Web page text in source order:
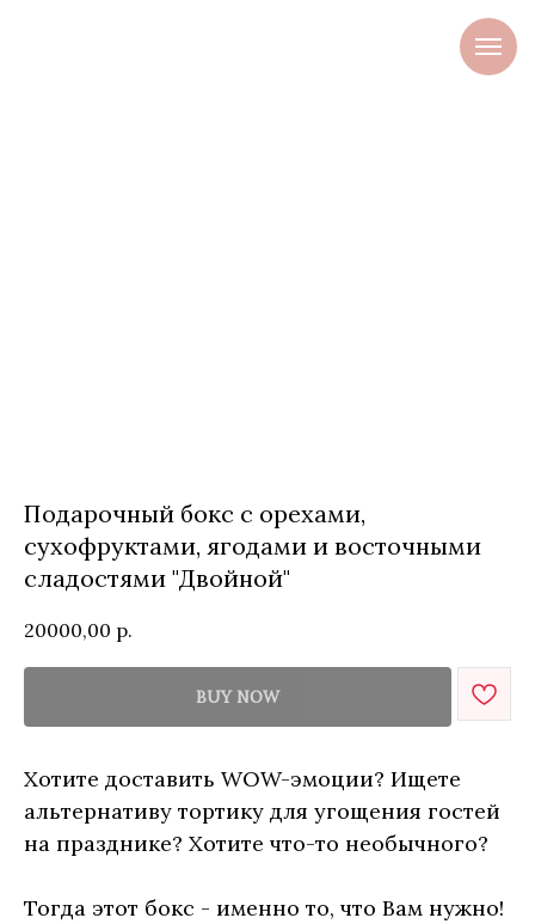
Подарочный бокс с орехами,
сухофруктами, ягодами и восточными
сладостями "Двойной"
20000,00 р.
BUY NOW
Хотите доставить WOW-эмоции? Ищете
альтернативу тортику для угощения гостей
на празднике? Хотите что-то необычного?
Тогда этот бокс - именно то, что Вам нужно!